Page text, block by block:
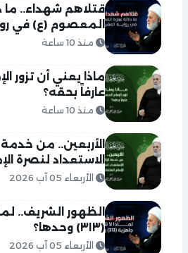
قتلاهم شهداء.. ما
المعصوم (ع) في
منذ 10 ساعة
ماذا يعني أن تزور
عارفاً بحقه؟
منذ 10 ساعة
الأربعين.. من خدمة
الاستعداد لنصرة
الأربعاء 05 آب 2026
الظهور الشريف..
(٣١٣) وحدها؟
الأربعاء 05 آب 2026